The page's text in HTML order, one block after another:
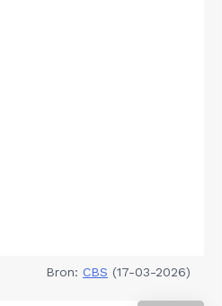
Bron: CBS (17-03-2026)